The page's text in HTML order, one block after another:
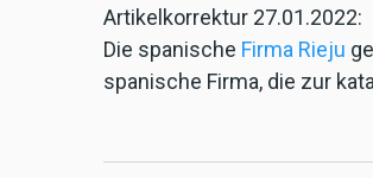
Artikelkorrektur 27.01.2022:
Die spanische Firma Rieju
spanische Firma, die zur